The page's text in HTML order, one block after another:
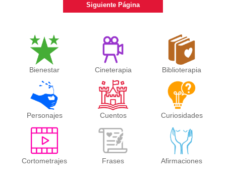
Siguiente Página
Bienestar Cineterapia Biblioterapia
Personajes Cuentos Curiosidades
Cortometrajes Frases Afirmaciones